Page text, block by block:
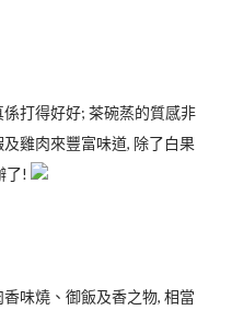
打得好好; 茶碗蒸的質感非
雞肉來豐富味道, 除了白果
了!
味燒、御飯及香之物, 相當